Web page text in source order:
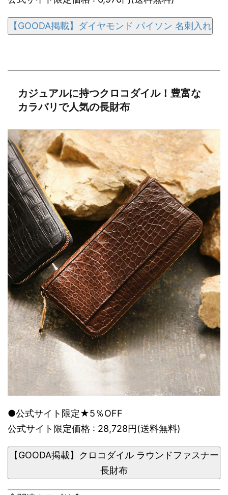
【GOODA掲載】ダイヤモンド パイソン 名刺入れ
カジュアルに持つクロコダイル！豊富な
カラバリで人気の長財布
●公式サイト限定★5％OFF
公式サイト限定価格 : 28,728円(送料無料)
【GOODA掲載】クロコダイル ラウンドファスナー
長財布